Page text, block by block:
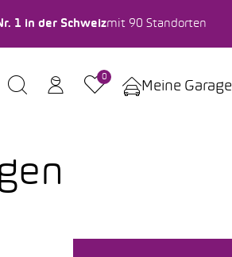
1 in der Schweizmit 90 Standorten
0
Meine Garage